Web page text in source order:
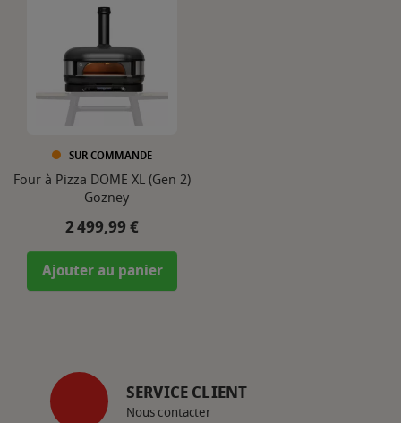
SUR COMMANDE
Four à Pizza DOME XL (Gen 2)
- Gozney
Prix
2 499,99 €
Ajouter au panier
SERVICE CLIENT
Nous contacter